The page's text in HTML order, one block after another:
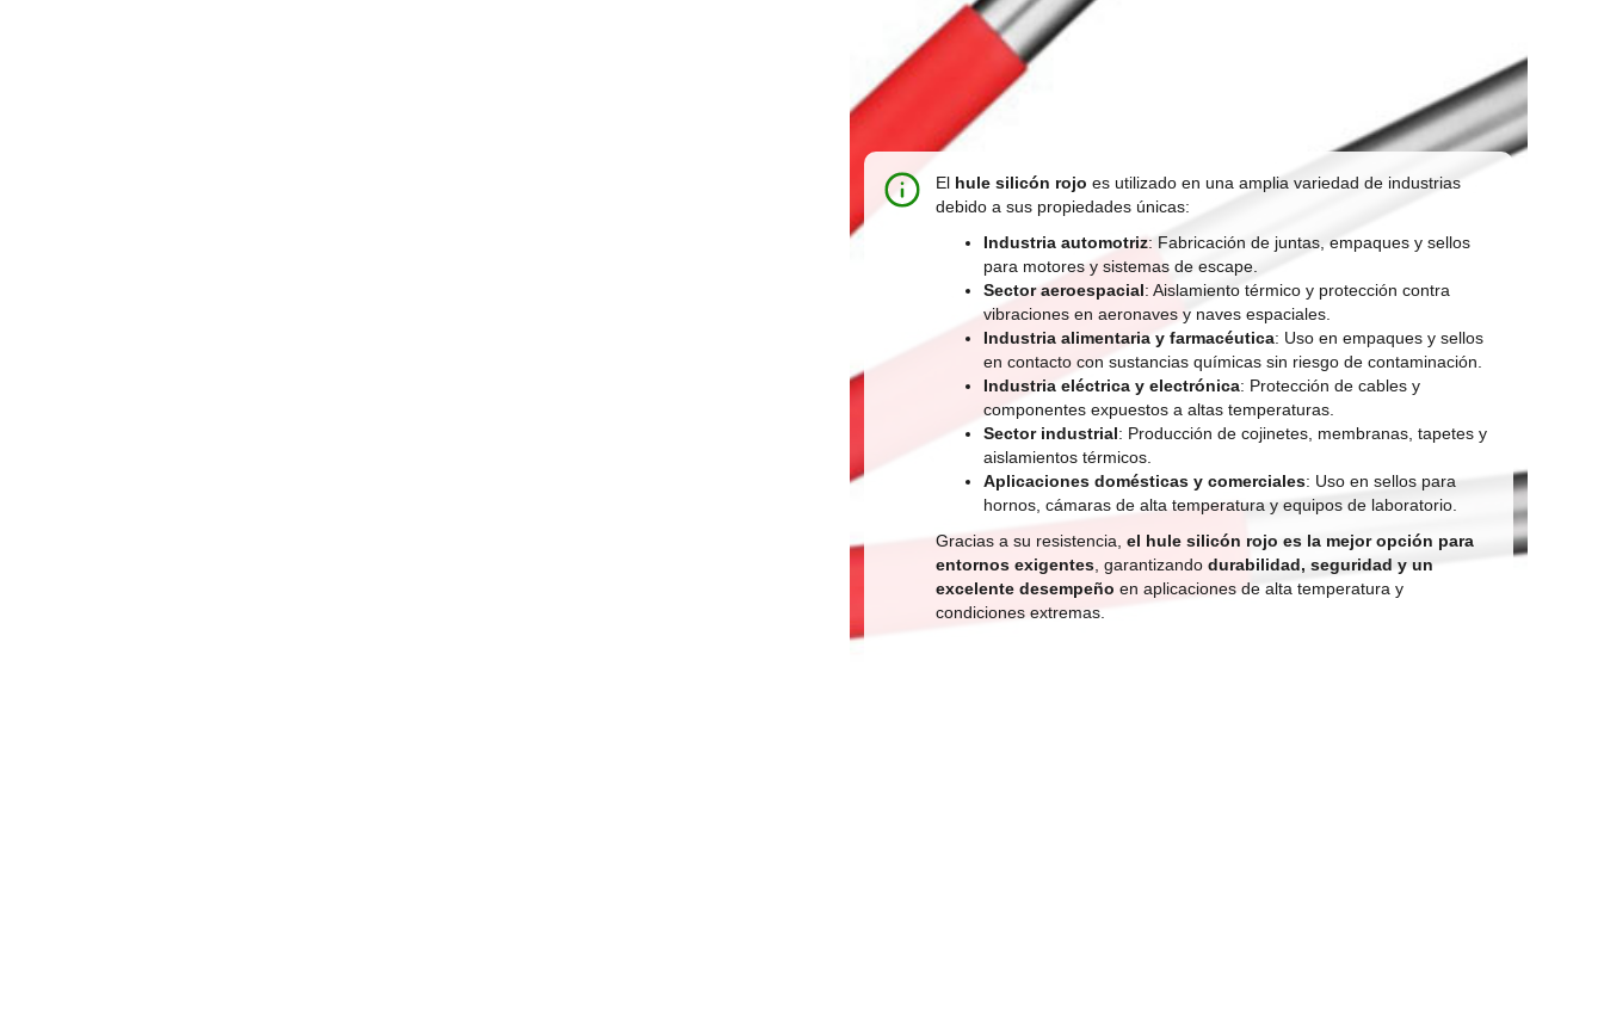
El hule silicón rojo es utilizado en una amplia variedad de industrias
debido a sus propiedades únicas:
Industria automotriz: Fabricación de juntas, empaques y sellos
para motores y sistemas de escape.
Sector aeroespacial: Aislamiento térmico y protección contra
vibraciones en aeronaves y naves espaciales.
Industria alimentaria y farmacéutica: Uso en empaques y sellos
en contacto con sustancias químicas sin riesgo de contaminación.
Industria eléctrica y electrónica: Protección de cables y
componentes expuestos a altas temperaturas.
Sector industrial: Producción de cojinetes, membranas, tapetes y
aislamientos térmicos.
Aplicaciones domésticas y comerciales: Uso en sellos para
hornos, cámaras de alta temperatura y equipos de laboratorio.
Gracias a su resistencia, el hule silicón rojo es la mejor opción para
entornos exigentes , garantizando durabilidad, seguridad y un
excelente desempeño en aplicaciones de alta temperatura y
condiciones extremas.